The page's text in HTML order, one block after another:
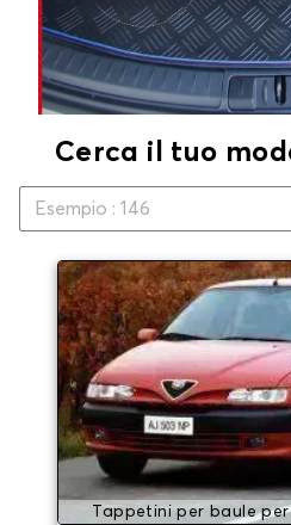
Cerca il tuo
Tappetini per baule per